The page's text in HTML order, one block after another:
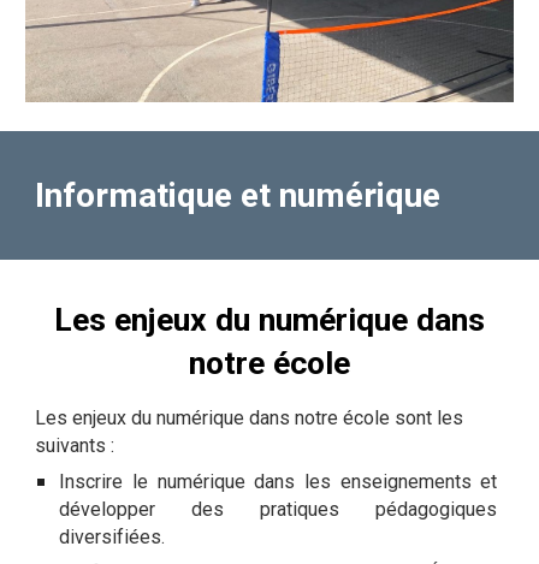
Informatique et numérique
Les enjeux du numérique dans
notre école
Les enjeux du numérique dans notre école sont les
suivants :
Inscrire le numérique dans les enseignements et
développer des pratiques pédagogiques
diversifiées.